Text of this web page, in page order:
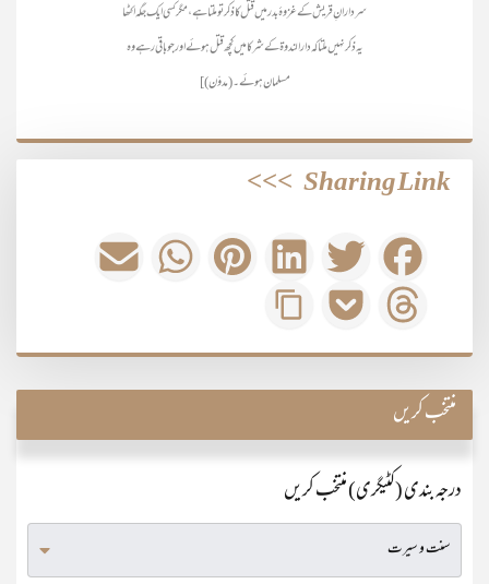
سردارانِ قریش کے غزوۂ بدر میں قتل کا ذکر تو ملتا ہے، مگر کسی ایک جگہ اکٹھا
یہ ذکر نہیں ملتا کہ دارالندوۃ کے شرکا میں کچھ قتل ہوئے اور جو باقی رہے وہ
مسلمان ہوئے۔ (مدوّن)]
Sharing Link
>>>
منتخب کریں
درجہ بندی (کٹیگری) منتخب کریں